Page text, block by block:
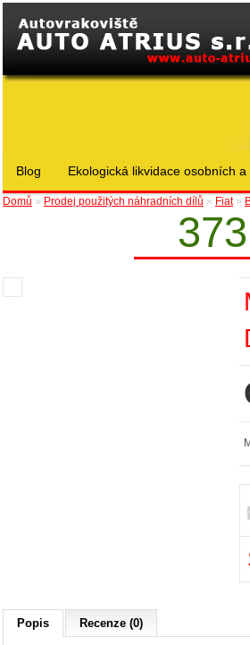
Blog Ekologická likvidace osobních
Domů » Prodej použitých náhradních dílů » Fiat»
Popis Recenze (0)